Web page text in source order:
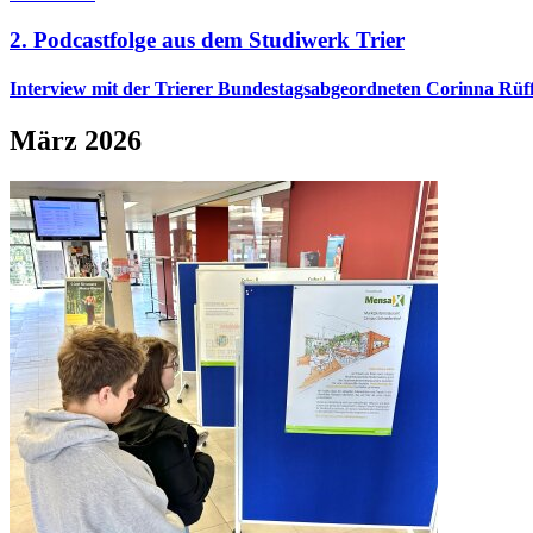
2. Podcastfolge aus dem Studiwerk Trier
Interview mit der Trierer Bundestagsabgeordneten Corinna
März 2026